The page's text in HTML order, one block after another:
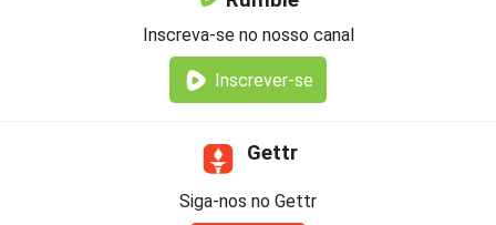
Inscreva-se no nosso canal
Inscrever-se
Gettr
Siga-nos no Gettr